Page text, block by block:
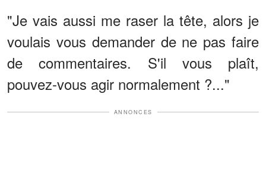
"Je vais aussi me raser la tête, alors je
voulais vous demander de ne pas faire
de commentaires. S'il vous plaît,
pouvez-vous agir normalement ?..."
ANNONCES